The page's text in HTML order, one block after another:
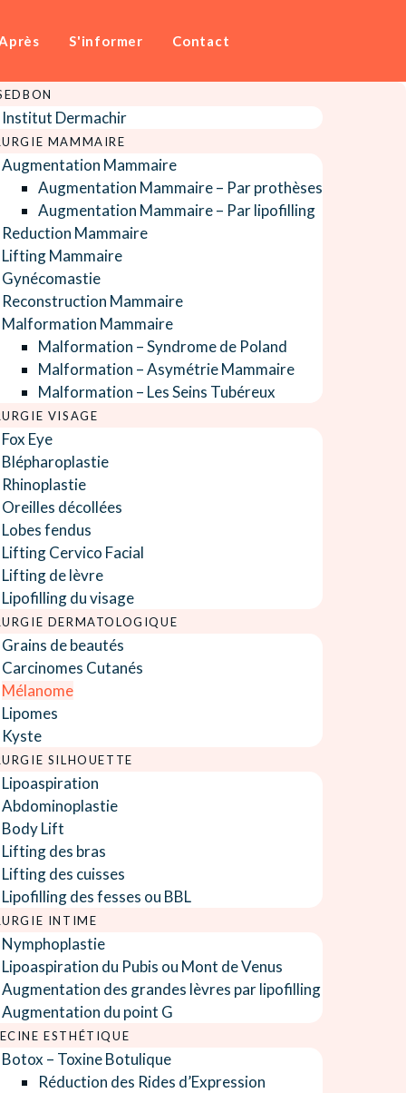
S'informer Contact
Institut Dermachir
MAMMAIRE
Augmentation Mammaire
Augmentation Mammaire – Par prothèses
Augmentation Mammaire – Par lipofilling
Reduction Mammaire
Lifting Mammaire
Gynécomastie
Reconstruction Mammaire
Malformation Mammaire
Malformation – Syndrome de Poland
Malformation – Asymétrie Mammaire
Malformation – Les Seins Tubéreux
VISAGE
Fox Eye
Blépharoplastie
Rhinoplastie
Oreilles décollées
Lobes fendus
Lifting Cervico Facial
Lifting de lèvre
Lipofilling du visage
DERMATOLOGIQUE
Grains de beautés
Carcinomes Cutanés
Mélanome
Lipomes
Kyste
SILHOUETTE
Lipoaspiration
Abdominoplastie
Body Lift
Lifting des bras
Lifting des cuisses
Lipofilling des fesses ou BBL
INTIME
Nymphoplastie
Lipoaspiration du Pubis ou Mont de Venus
Augmentation des grandes lèvres par lipofilling
Augmentation du point G
ESTHÉTIQUE
Botox – Toxine Botulique
Réduction des Rides d’Expression